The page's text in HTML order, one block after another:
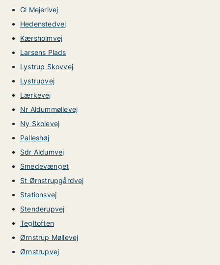
Gl Mejerivej
Hedenstedvej
Kærsholmvej
Larsens Plads
Lystrup Skovvej
Lystrupvej
Lærkevej
Nr Aldummøllevej
Ny Skolevej
Palleshøj
Sdr Aldumvej
Smedevænget
St Ørnstrupgårdvej
Stationsvej
Stenderupvej
Tegltoften
Ørnstrup Møllevej
Ørnstrupvej